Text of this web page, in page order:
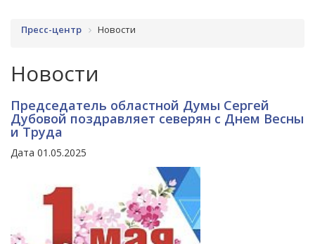
Пресс-центр Новости
Новости
Председатель областной Думы Сергей
Дубовой поздравляет северян с Днем Весны
и Труда
Дата 01.05.2025